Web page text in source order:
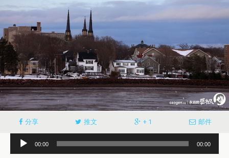
分享 推文 + 1 邮件
频
00:00 00:00